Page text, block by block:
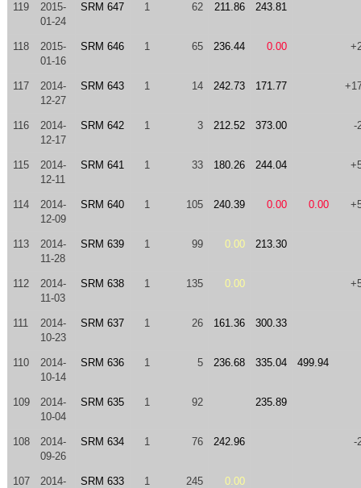
119
2015-
01-24
SRM 647 1 62 211.86 243.81
118
2015-
01-16
SRM 646 1 65 236.44 0.00
117
2014-
12-27
SRM 643 1 14 242.73 171.77
116
2014-
12-17
SRM 642 1 3 212.52 373.00 -
115
2014-
12-11
SRM 641 1 33 180.26 244.04
114
2014-
12-09
SRM 640 1 105 240.39 0.00 0.00
113
2014-
11-28
SRM 639 1 99 0.00 213.30
112
2014-
11-03
SRM 638 1 135 0.00
111
2014-
10-23
SRM 637 1 26 161.36 300.33
110
2014-
10-14
SRM 636 1 5 236.68 335.04 499.94
109
2014-
10-04
SRM 635 1 92 235.89
108
2014-
09-26
SRM 634 1 76 242.96 -
107
2014-
SRM 633 1 245 0.00